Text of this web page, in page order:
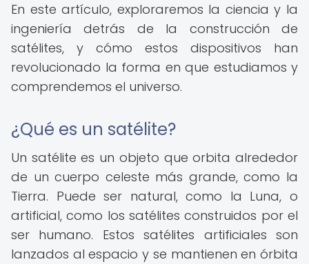
En este artículo, exploraremos la ciencia y la
ingeniería detrás de la construcción de
satélites, y cómo estos dispositivos han
revolucionado la forma en que estudiamos y
comprendemos el universo.
¿Qué es un satélite?
Un satélite es un objeto que orbita alrededor
de un cuerpo celeste más grande, como la
Tierra. Puede ser natural, como la Luna, o
artificial, como los satélites construidos por el
ser humano. Estos satélites artificiales son
lanzados al espacio y se mantienen en órbita